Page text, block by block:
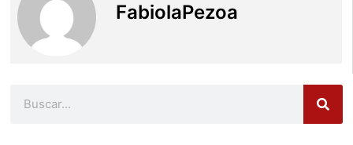
FabiolaPezoa